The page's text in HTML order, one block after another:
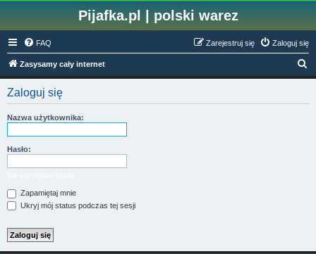
Pijafka.pl | polski warez
FAQ Zaloguj się
Zarejestruj się
Zasysamy cały internet
z
Zaloguj się
Nazwa użytkownika:
Hasło:
Zapamiętaj mnie
Ukryj mój status podczas tej sesji